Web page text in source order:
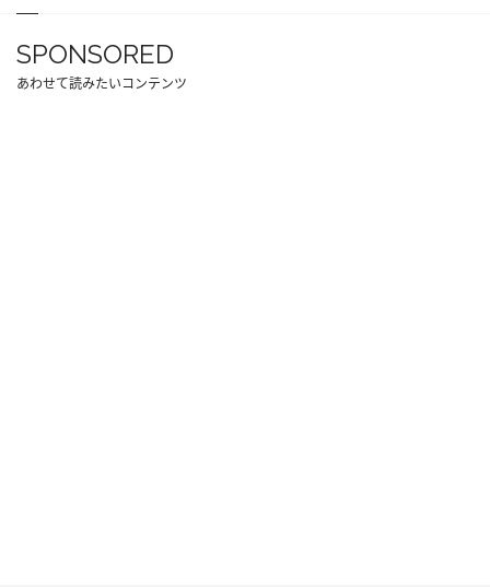
SPONSORED
あわせて読みたいコンテンツ